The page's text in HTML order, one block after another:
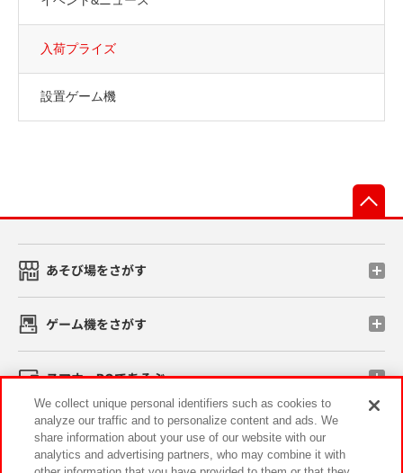
入荷プライズ
設置ゲーム機
あそび場をさがす
ゲーム機をさがす
スマホ・PCであそぶ
イベント・キャンペーン
We collect unique personal identifiers such as cookies to
analyze our traffic and to personalize content and ads. We
share information about your use of our website with our
analytics and advertising partners, who may combine it with